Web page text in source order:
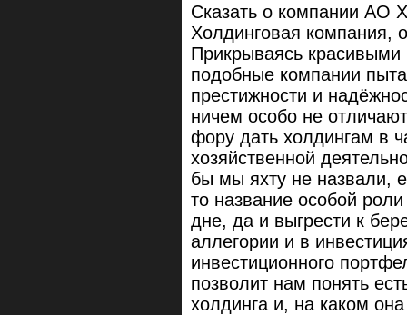
Сказать о компании АО
Холдинговая компания,
Прикрываясь
подобные компании
престижности и
ничем особо не
фору дать холдингам в
хозяйственной
бы мы яхту не назвали,
то название особой
дне, да и выгрести к
аллегории и в
инвестиционного
позволит нам понять
холдинга и, на каком